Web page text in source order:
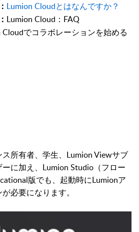
Lumion Cloudとはなんですか？
Lumion Cloud：FAQ
Cloudでコラボレーションを始める
所有者、学生、Lumion Viewサブ
に加え、Lumion Studio（フロー
版でも、起動時にLumionア
必要になります。